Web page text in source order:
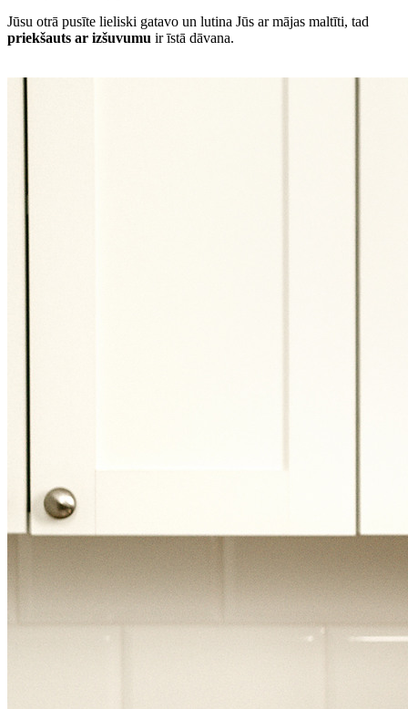
Jūsu otrā pusīte lieliski gatavo un lutina Jūs ar mājas maltīti, tad
priekšauts ar izšuvumu ir īstā dāvana.